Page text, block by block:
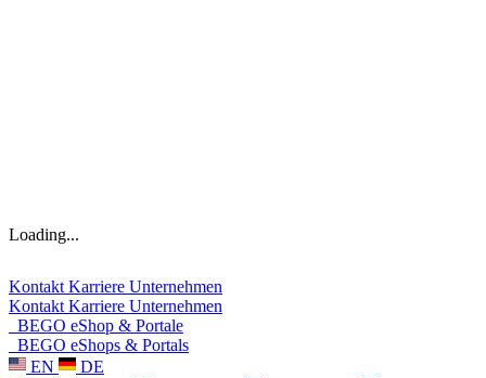
Loading...
Kontakt Karriere Unternehmen
Kontakt Karriere Unternehmen
BEGO eShop & Portale
BEGO eShops & Portals
EN
DE